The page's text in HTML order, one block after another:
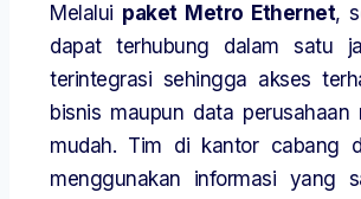
Melalui paket Metro Ethernet,
dapat terhubung dalam satu
terintegrasi sehingga akses
bisnis maupun data perusahaan
mudah. Tim di kantor cabang
menggunakan informasi yang